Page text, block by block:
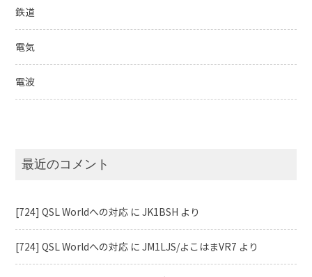
鉄道
電気
電波
最近のコメント
[724] QSL Worldへの対応 にJK1BSH より
[724] QSL Worldへの対応 にJM1LJS/よこはまVR7 より